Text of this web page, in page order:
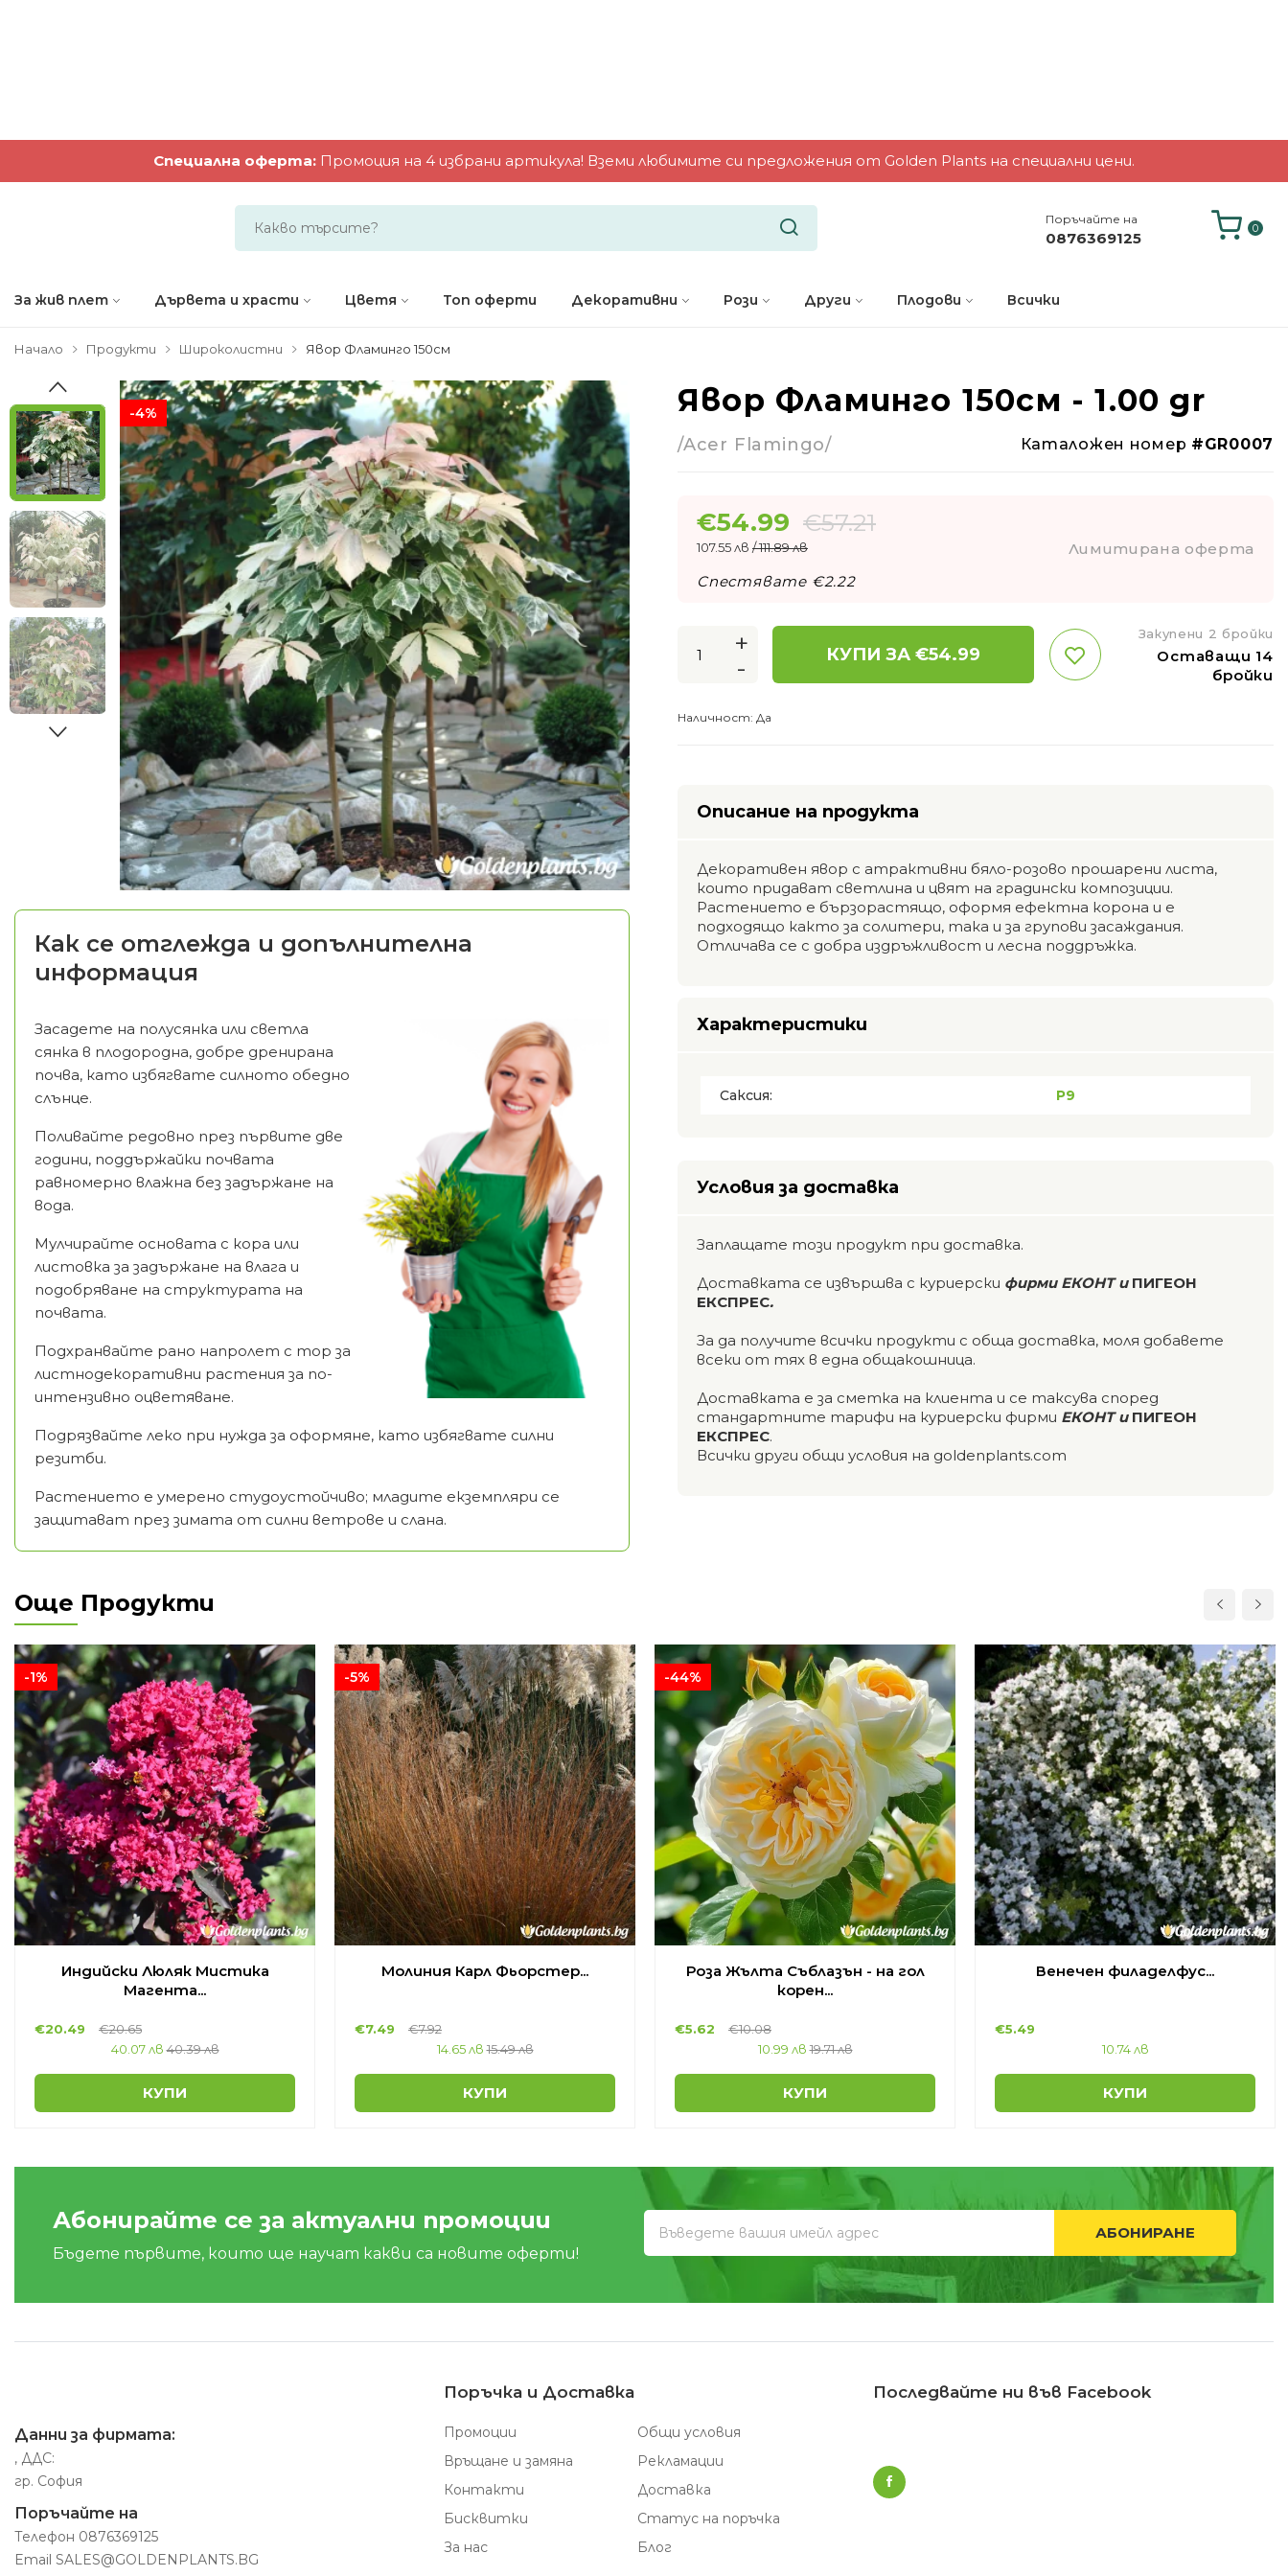
Специална оферта: Промоция на 4 избрани артикула! Вземи любимите си предложения от Golden Plants на специални цени.
Поръчайте на
0876369125
0
За жив плет Дървета и храсти Цветя Топ оферти Декоративни Рози Други Плодови Всички
Начало Продукти Широколистни Явор Фламинго 150см
-4% -4%
Как се отглежда и допълнителна
информация
Засадете на полусянка или светла
сянка в плодородна, добре дренирана
почва, като избягвате силното обедно
слънце.
Поливайте редовно през първите две
години, поддържайки почвата
равномерно влажна без задържане на
вода.
Мулчирайте основата с кора или
листовка за задържане на влага и
подобряване на структурата на
почвата.
Подхранвайте рано напролет с тор за
листнодекоративни растения за по-
интензивно оцветяване.
Подрязвайте леко при нужда за оформяне, като избягвате силни
резитби.
Растението е умерено студоустойчиво; младите екземпляри се
защитават през зимата от силни ветрове и слана.
Явор Фламинго 150см - 1.00 gr
/Acer Flamingo/ Каталожен номер #GR0007
€54.99 €57.21
107.55 лв / 111.89 лв
Спестявате €2.22
Лимитирана оферта
+
-
КУПИ ЗА €54.99
Закупени 2 бройки
Оставащи 14
бройки
Наличност: Да
Описание на продукта
Декоративен явор с атрактивни бяло-розово прошарени листа,
които придават светлина и цвят на градински композиции.
Растението е бързорастящо, оформя ефектна корона и е
подходящо както за солитери, така и за групови засаждания.
Отличава се с добра издръжливост и лесна поддръжка.
Характеристики
Саксия: P9
Условия за доставка
Заплащате този продукт при доставка.
Доставката се извършва с куриерски фирми ЕКОНТ и ПИГЕОН
ЕКСПРЕС.
За да получите всички продукти с обща доставка, моля добавете
всеки от тях в една общакошница.
Доставката е за сметка на клиента и се таксува според
стандартните тарифи на куриерски фирми ЕКОНТ и ПИГЕОН
ЕКСПРЕС.
Всички други общи условия на goldenplants.com
Още Продукти
-1%
Индийски Люляк Мистика
Магента...
€20.49 €20.65
40.07 лв 40.39 лв
КУПИ
-5%
Молиния Карл Фьорстер...
€7.49 €7.92
14.65 лв 15.49 лв
КУПИ
-44%
Роза Жълта Съблазън - на гол
корен...
€5.62 €10.08
10.99 лв 19.71 лв
КУПИ
Венечен филаделфус...
€5.49
10.74 лв
КУПИ
Абонирайте се за актуални промоции
Бъдете първите, които ще научат какви са новите оферти!
АБОНИРАНЕ
Данни за фирмата:
, ДДС:
гр. София
Поръчайте на
Телефон 0876369125
Email SALES@GOLDENPLANTS.BG
Поръчка и Доставка
Промоции
Общи условия
Връщане и замяна
Рекламации
Контакти
Доставка
Бисквитки
Статус на поръчка
За нас
Блог
Последвайте ни във Facebook